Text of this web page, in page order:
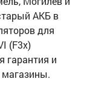
АКБ в
для
(F3x)
гарантия и